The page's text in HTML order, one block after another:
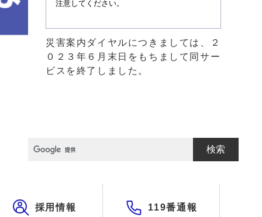
採用情報 119番通報
災害案内ダイヤルにつきましては、２
０２３年６月末日をもちまして同サー
ビスを終了しました。
検索